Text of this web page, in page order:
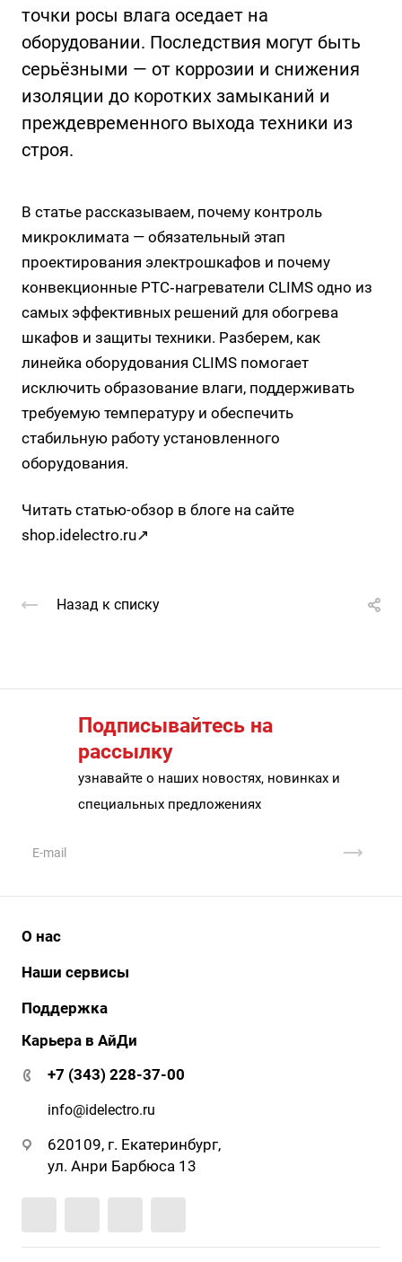
точки росы влага оседает на
оборудовании. Последствия могут быть
серьёзными — от коррозии и снижения
изоляции до коротких замыканий и
преждевременного выхода техники из
строя.
В статье рассказываем, почему контроль
микроклимата — обязательный этап
проектирования электрошкафов и почему
конвекционные PTC‑нагреватели CLIMS одно из
самых эффективных решений для обогрева
шкафов и защиты техники. Разберем, как
линейка оборудования CLIMS помогает
исключить образование влаги, поддерживать
требуемую температуру и обеспечить
стабильную работу установленного
оборудования.
Читать статью-обзор в блоге на сайте
shop.idelectro.ru↗
Назад к списку
Подписывайтесь на
рассылку
узнавайте о наших новостях, новинках и
специальных предложениях
О нас
История
Сертификаты
АйДи-тур
Реквизиты
Наши сервисы
АйДи бизнес
АйДи-тур
ЭДО
Поддержка
Документация и ПО
Гарантия и сервис
Карьера в АйДи
+7 (343) 228-37-00
info@idelectro.ru
620109, г. Екатеринбург,
ул. Анри Барбюса 13